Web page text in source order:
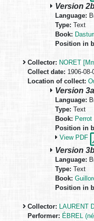
Version
Language:
Type:Text
Book:
Position in
Collector: NORET
Collect date: 1906-08-
Location of collect:
Version
Language:
Type: Text
Book:
Position in
View PDF
Version
Language:
Type: Text
Book:
Position in
Collector: LAURENT
Performer: ÉBREL